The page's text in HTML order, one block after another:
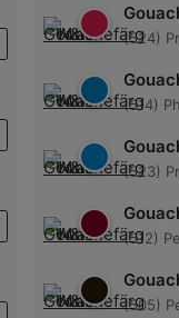
(524)
(514)
(523)
(512)
(505)